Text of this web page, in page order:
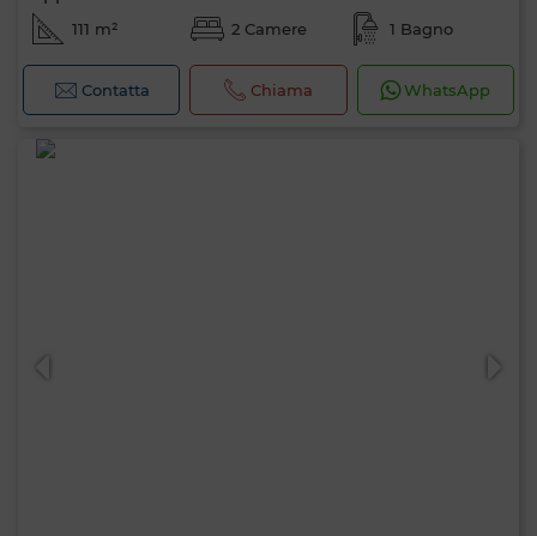
111 m² 2 Camere 1 Bagno
Contatta Chiama WhatsApp